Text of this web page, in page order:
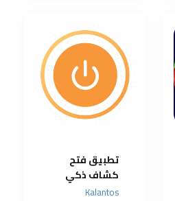
تطبيق فتح
كشاف ذكي
في هاتفك في
Kalantos